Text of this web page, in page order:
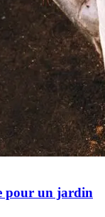
pour un jardin